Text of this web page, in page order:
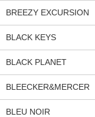
BREEZY EXCURSION
BLACK KEYS
BLACK PLANET
BLEECKER&MERCER
BLEU NOIR